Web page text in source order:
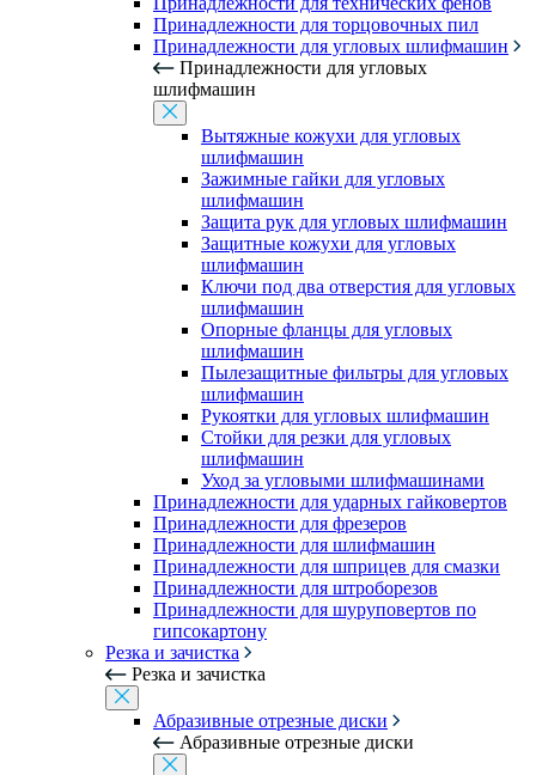
Принадлежности для торцовочных пил
Принадлежности для угловых шлифмашин
Принадлежности для угловых
шлифмашин
Вытяжные кожухи для угловых
шлифмашин
Зажимные гайки для угловых
шлифмашин
Защита рук для угловых шлифмашин
Защитные кожухи для угловых
шлифмашин
Ключи под два отверстия для угловых
шлифмашин
Опорные фланцы для угловых
шлифмашин
Пылезащитные фильтры для угловых
шлифмашин
Рукоятки для угловых шлифмашин
Стойки для резки для угловых
шлифмашин
Уход за угловыми шлифмашинами
Принадлежности для ударных гайковертов
Принадлежности для фрезеров
Принадлежности для шлифмашин
Принадлежности для шприцев для смазки
Принадлежности для штроборезов
Принадлежности для шуруповертов по
гипсокартону
Резка и зачистка
Резка и зачистка
Абразивные отрезные диски
Абразивные отрезные диски